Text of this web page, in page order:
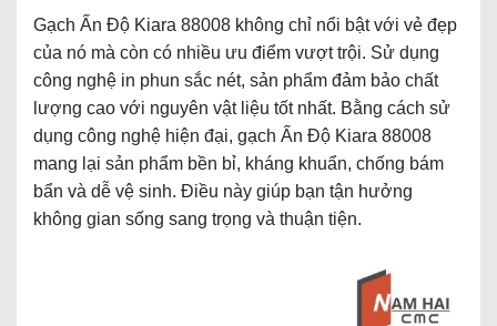
Gạch Ấn Độ Kiara 88008 không chỉ nổi bật với vẻ đẹp
của nó mà còn có nhiều ưu điểm vượt trội. Sử dụng
công nghệ in phun sắc nét, sản phẩm đảm bảo chất
lượng cao với nguyên vật liệu tốt nhất. Bằng cách sử
dụng công nghệ hiện đại, gạch Ấn Độ Kiara 88008
mang lại sản phẩm bền bỉ, kháng khuẩn, chống bám
bẩn và dễ vệ sinh. Điều này giúp bạn tận hưởng
không gian sống sang trọng và thuận tiện.